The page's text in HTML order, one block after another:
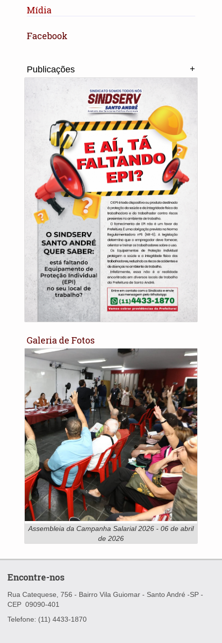
Mídia
Facebook
Publicações +
Galeria de Fotos
Assembleia da Campanha Salarial 2026 - 06 de abril
de 2026
Encontre-nos
Rua Catequese, 756 - Bairro Vila Guiomar - Santo André -SP -
CEP 09090-401
Telefone: (11) 4433-1870